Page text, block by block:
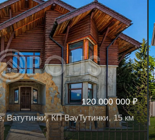
120 000 000 ₽
Ватутинки, КП ВауТутинки, 15 км